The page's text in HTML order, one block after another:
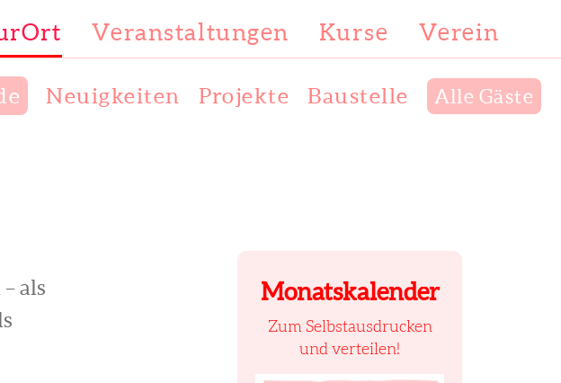
Veranstaltungen Kurse Verein
Neuigkeiten Projekte Baustelle Alle Gäste
als
Monatskalender
Zum Selbstausdrucken
und verteilen!